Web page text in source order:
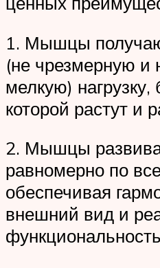
1. Мышцы
(не чрезмерную и
мелкую) нагрузку,
которой растут и
2. Мышцы
равномерно по
обеспечивая
внешний вид и